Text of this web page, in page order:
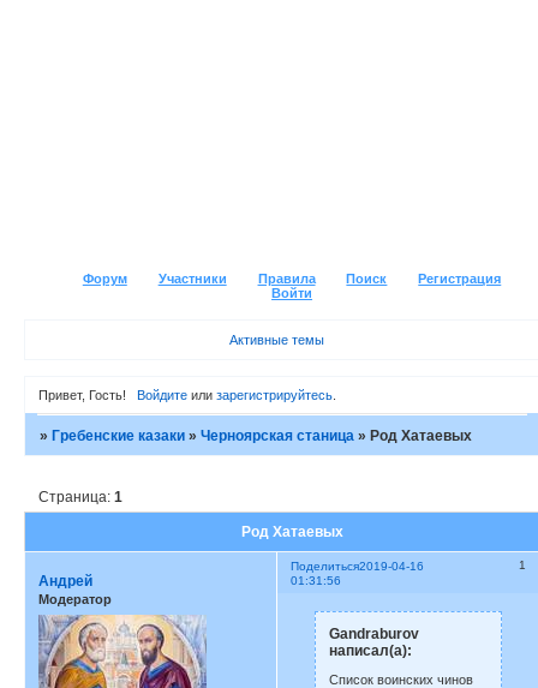
Форум Участники Правила Поиск
Регистрация
Войти
Активные темы
Привет, Гость! Войдитеили зарегистрируйтесь.
»Гребенские казаки »Черноярская станица »Род Хатаевых
Род Хатаевых
Страница:1
Поделиться 1
2019-04-16
01:31:56
Андрей
Модератор
Gandraburov
написал(а):
Список воинских чинов